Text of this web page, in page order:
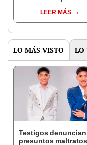
un honor”LEER MÁS
LO MÁS VISTO LO
Testigos denuncian
presuntos